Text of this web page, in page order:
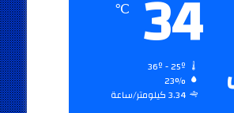
34
℃
23%
3.34 كيلومتر/ساعة